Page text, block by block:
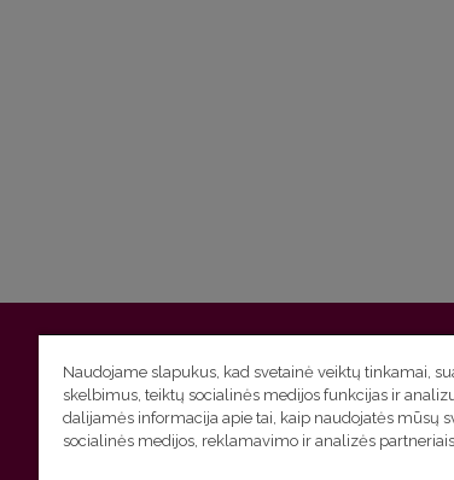
Vilniaus universitetas Filologijos fakultetas |
Studijų skyriaus(studijų ir tvarkaraščio
Administracijos(personalo, auditorijų ir
Naudojame slapukus, kad svetainė veiktų tinkamai,
skelbimus, teiktų socialinės medijos funkcijas ir
dalijamės informacija apie tai, kaip naudojatės mūsų
socialinės medijos, reklamavimo ir analizės